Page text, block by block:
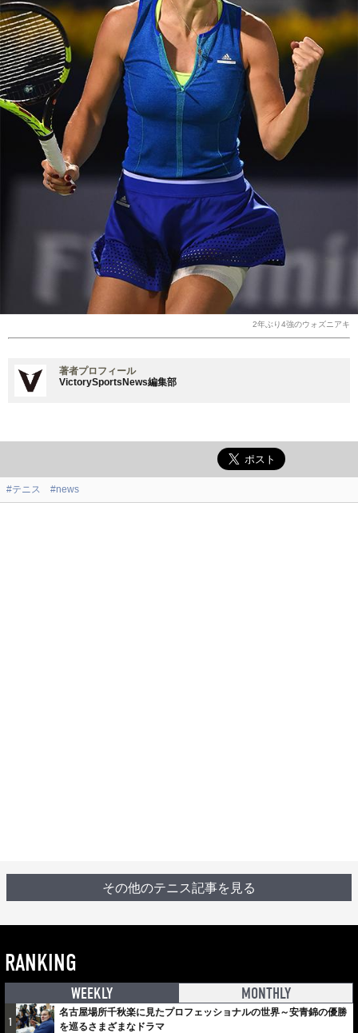
2年ぶり4強のウォズニアキ
著者プロフィール
VictorySportsNews編集部
#テニス #news
その他のテニス記事を見る
RANKING
WEEKLY MONTHLY
1
名古屋場所千秋楽に見たプロフェッショナルの世界～安青錦の優勝
を巡るさまざまなドラマ